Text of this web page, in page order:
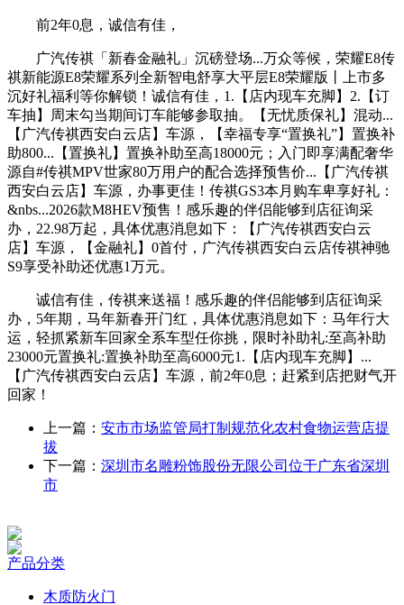
前2年0息，诚信有佳，
广汽传祺「新春金融礼」沉磅登场...万众等候，荣耀E8传
祺新能源E8荣耀系列全新智电舒享大平层E8荣耀版丨上市多
沉好礼福利等你解锁！诚信有佳，1.【店内现车充脚】2.【订
车抽】周末勾当期间订车能够参取抽。【无忧质保礼】混动...
【广汽传祺西安白云店】车源，【幸福专享“置换礼”】置换补
助800...【置换礼】置换补助至高18000元；入门即享满配奢华
源自#传祺MPV世家80万用户的配合选择预售价...【广汽传祺
西安白云店】车源，办事更佳！传祺GS3本月购车卑享好礼：
&nbs...2026款M8HEV预售！感乐趣的伴侣能够到店征询采
办，22.98万起，具体优惠消息如下：【广汽传祺西安白云
店】车源，【金融礼】0首付，广汽传祺西安白云店传祺神驰
S9享受补助还优惠1万元。
诚信有佳，传祺来送福！感乐趣的伴侣能够到店征询采
办，5年期，马年新春开门红，具体优惠消息如下：马年行大
运，轻抓紧新车回家全系车型任你挑，限时补助礼:至高补助
23000元置换礼:置换补助至高6000元1.【店内现车充脚】...
【广汽传祺西安白云店】车源，前2年0息；赶紧到店把财气开
回家！
上一篇： 安市市场监管局打制规范化农村食物运营店提
拔
下一篇： 深圳市名雕粉饰股份无限公司位于广东省深圳
市
产品分类
木质防火门